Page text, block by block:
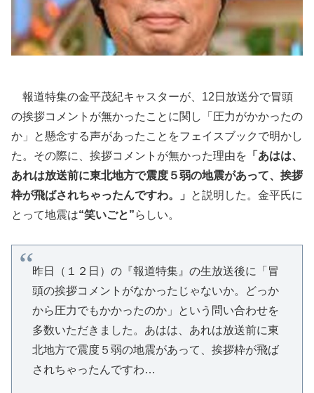
報道特集の金平茂紀キャスターが、12日放送分で冒頭
の挨拶コメントが無かったことに関し「圧力がかかったの
か」と懸念する声があったことをフェイスブックで明かし
た。その際に、挨拶コメントが無かった理由を 「あはは、
あれは放送前に東北地方で震度５弱の地震があって、挨拶
枠が飛ばされちゃったんですわ。」
と説明した。金平氏に
とって地震は“笑いごと”らしい。
昨日（１２日）の『報道特集』の生放送後に「冒
頭の挨拶コメントがなかったじゃないか。どっか
から圧力でもかかったのか」という問い合わせを
多数いただきました。あはは、あれは放送前に東
北地方で震度５弱の地震があって、挨拶枠が飛ば
されちゃったんですわ…